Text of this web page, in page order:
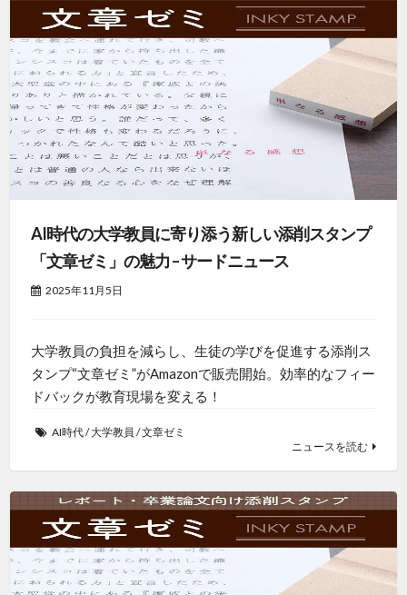
AI時代の大学教員に寄り添う新しい添削スタンプ
「文章ゼミ」の魅力 – サードニュース
2025年11月5日
大学教員の負担を減らし、生徒の学びを促進する添削ス
タンプ“文章ゼミ”がAmazonで販売開始。効率的なフィー
ドバックが教育現場を変える！
AI時代/大学教員 /文章ゼミ
ニュースを読む